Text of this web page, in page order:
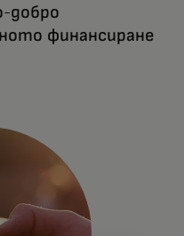
добро
финансиране